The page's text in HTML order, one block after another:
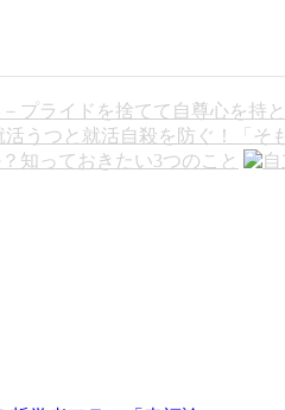
プライドを捨てて自尊心を持
活うつと就活自殺を防ぐ！「そ
知っておきたい3つのこと